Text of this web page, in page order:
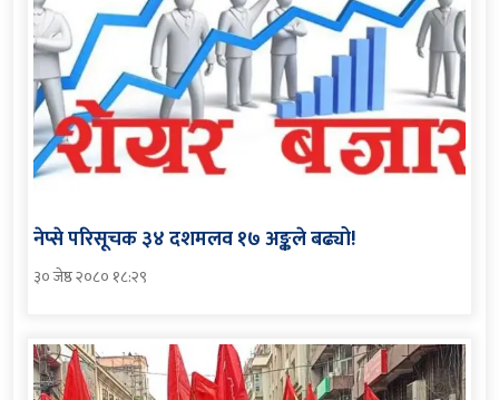
नेप्से परिसूचक ३४ दशमलव १७ अङ्कले बढ्यो!
३० जेष्ठ २०८० १८:२९